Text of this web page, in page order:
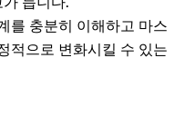
를 충분히 이해하고 마스
적으로 변화시킬 수 있는